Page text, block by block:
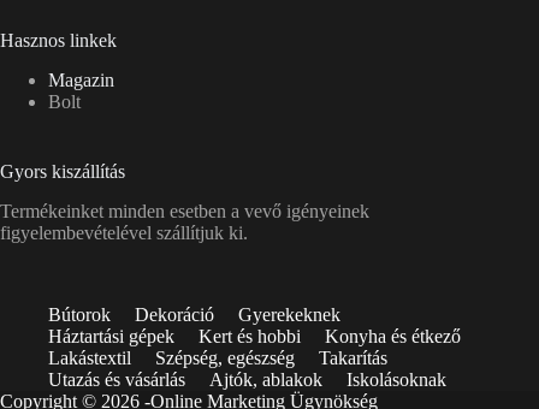
Hasznos linkek
Magazin
Bolt
Gyors kiszállítás
Termékeinket minden esetben a vevő igényeinek
figyelembevételével szállítjuk ki.
Bútorok Dekoráció
Gyerekeknek
Háztartási gépek
Kert és hobbi
Konyha és étkező
Lakástextil
Szépség, egészség
Takarítás
Utazás és vásárlás
Ajtók, ablakok
Iskolásoknak
Copyright © 2026 -Online Marketing Ügynökség